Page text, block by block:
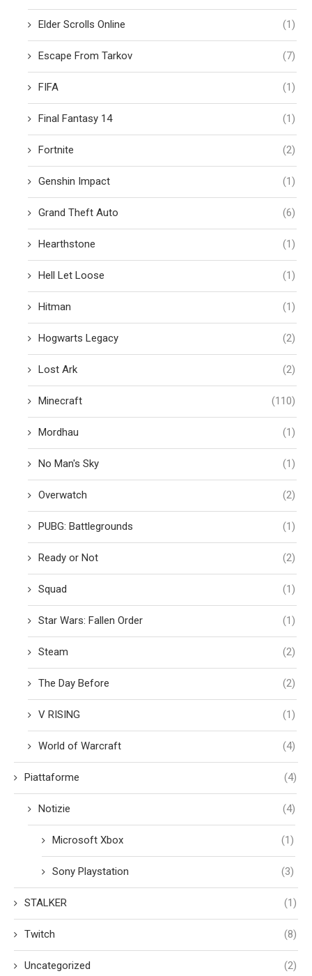
Elder Scrolls Online (1)
Escape From Tarkov (7)
FIFA (1)
Final Fantasy 14 (1)
Fortnite (2)
Genshin Impact (1)
Grand Theft Auto (6)
Hearthstone (1)
Hell Let Loose (1)
Hitman (1)
Hogwarts Legacy (2)
Lost Ark (2)
Minecraft (110)
Mordhau (1)
No Man's Sky (1)
Overwatch (2)
PUBG: Battlegrounds (1)
Ready or Not (2)
Squad (1)
Star Wars: Fallen Order (1)
Steam (2)
The Day Before (2)
V RISING (1)
World of Warcraft (4)
Piattaforme (4)
Notizie (4)
Microsoft Xbox (1)
Sony Playstation (3)
STALKER (1)
Twitch (8)
Uncategorized (2)